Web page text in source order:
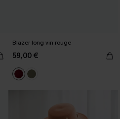
Blazer long vin rouge
59,00 €